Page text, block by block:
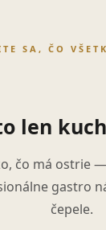
SA, ČO
len
čo má ostrie
gastro
čepele.